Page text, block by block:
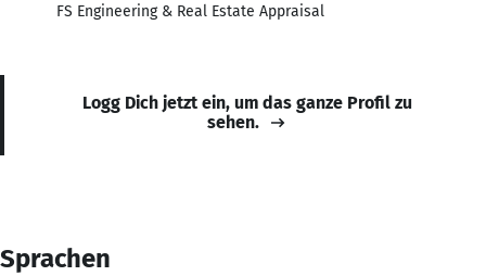
FS Engineering & Real Estate Appraisal
Logg Dich jetzt ein, um das ganze Profil zu
sehen.
Sprachen